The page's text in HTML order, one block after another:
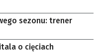
sezonu: trener
o cięciach